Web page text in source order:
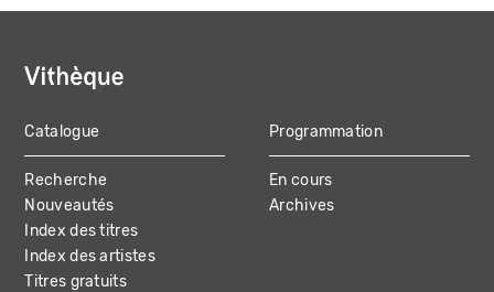
MAIN
NAVIGATION
Catalogue
Recherche
Nouveautés
Index des titres
Index des artistes
Titres gratuits
Programmation
En cours
Archives